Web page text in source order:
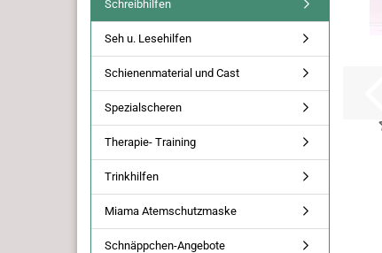
Schreibhilfen
Seh u. Lesehilfen
Schienenmaterial und Cast
Spezialscheren
Therapie- Training
Trinkhilfen
Miama Atemschutzmaske
Schnäppchen-Angebote